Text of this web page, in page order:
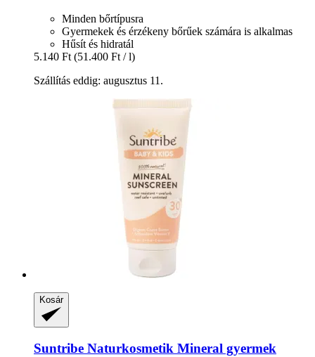
Minden bőrtípusra
Gyermekek és érzékeny bőrűek számára is alkalmas
Hűsít és hidratál
5.140 Ft (51.400 Ft / l)
Szállítás eddig: augusztus 11.
Kosár
Suntribe Naturkosmetik Mineral gyermek